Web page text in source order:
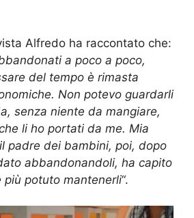
Alfredo ha raccontato che:
a poco a poco,
del tempo è rimasta
Non potevo guardarli
senza niente da mangiare,
li ho portati da me. Mia
padre dei bambini, poi, dopo
abbandonandoli, ha capito
più potuto mantenerli“.